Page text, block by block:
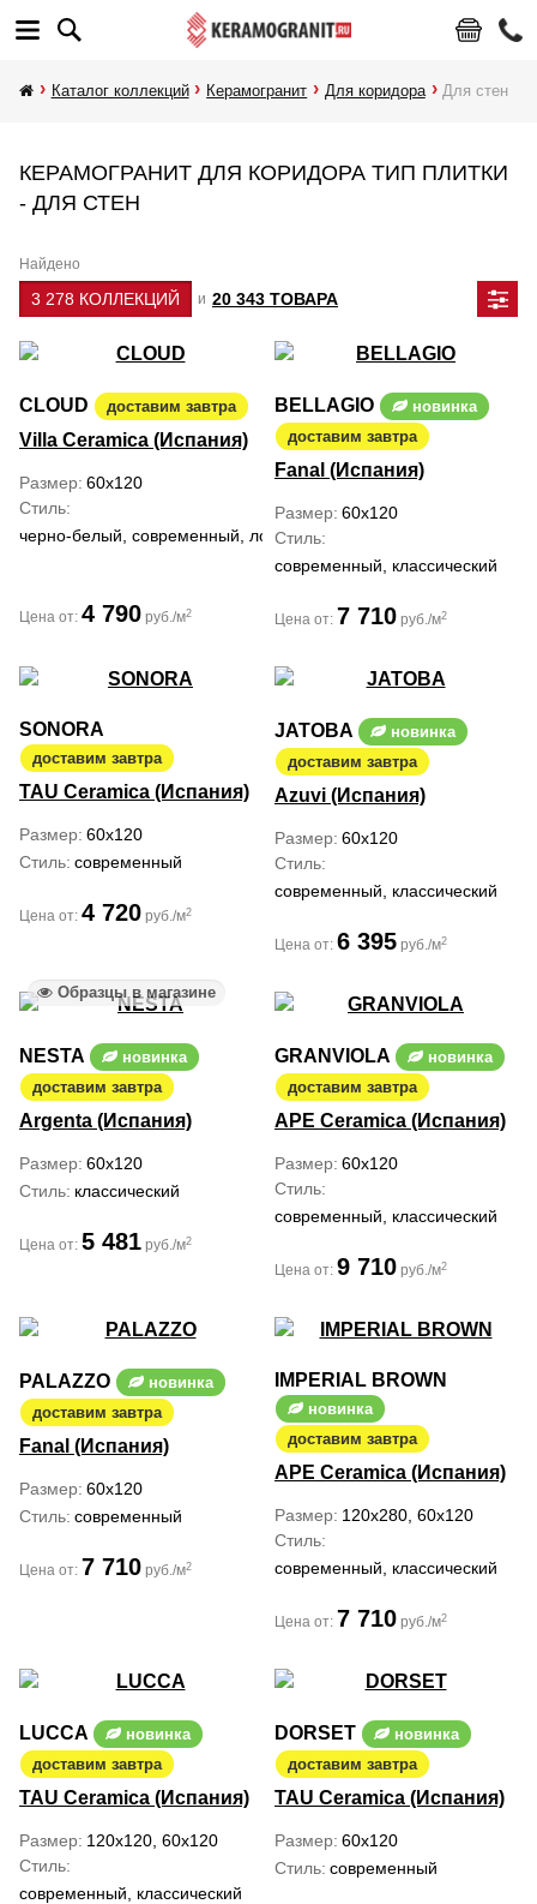
Каталог коллекций Керамогранит Для коридора Для стен
КЕРАМОГРАНИТ ДЛЯ КОРИДОРА ТИП ПЛИТКИ
- ДЛЯ СТЕН
Найдено
3 278 КОЛЛЕКЦИЙ и 20 343 ТОВАРА
CLOUD доставим завтра
Villa Ceramica (Испания)
Размер 60x120
Стиль
черно-белый, современный, лофт
Цена от: 4 790 руб./м2
BELLAGIO
новинка
доставим завтра
Fanal (Испания)
Размер 60x120
Стиль
современный, классический
Цена от: 7 710 руб./м2
SONORA
доставим завтра
TAU Ceramica (Испания)
Размер 60x120
Стиль современный
Цена от: 4 720 руб./м2
JATOBA
новинка
доставим завтра
Azuvi (Испания)
Размер 60x120
Стиль
современный, классический
Цена от: 6 395 руб./м2
Образцы в магазине
NESTA
новинка
доставим завтра
Argenta (Испания)
Размер 60x120
Стиль классический
Цена от: 5 481 руб./м2
GRANVIOLA
новинка
доставим завтра
APE Ceramica (Испания)
Размер 60x120
Стиль
современный, классический
Цена от: 9 710 руб./м2
PALAZZO
новинка
доставим завтра
Fanal (Испания)
Размер 60x120
Стиль современный
Цена от: 7 710 руб./м2
IMPERIAL BROWN
новинка
доставим завтра
APE Ceramica (Испания)
Размер 120x280, 60x120
Стиль
современный, классический
Цена от: 7 710 руб./м2
LUCCA
новинка
доставим завтра
TAU Ceramica (Испания)
Размер 120x120, 60x120
Стиль
современный, классический
DORSET
новинка
доставим завтра
TAU Ceramica (Испания)
Размер 60x120
Стиль современный